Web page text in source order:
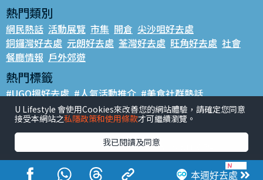
本週好去處
熱門類別
網民熱話 活動展覽 市集 開倉 尖沙咀好去處
銅鑼灣好去處 元朗好去處 荃灣好去處 旺角好去處 社會
餐廳情報 戶外郊遊
熱門標籤
#UGO搵好去處 #人氣活動推介 #美食社群熱話
#親子玩樂好去處 #ULifestyle應用程式 #限時搶
#UJetso禮物放送 #ULifestyle商戶中心 #著數
香港經濟日報版權所有©2026
U Lifestyle 會使用Cookies來改善您的網站體驗，請確定您同意
接受本網站之私隱政策和使用條款才可繼續瀏覽。
我已閱讀及同意